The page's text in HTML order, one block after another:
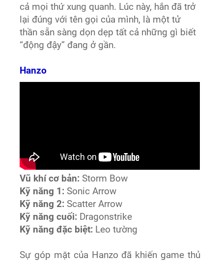
cả mọi thứ xung quanh. Lúc này, hắn đã trở
lại đúng với tên gọi của mình, là một tử
thần sẵn sàng dọn dẹp tất cả những gì biết
“động đậy” đang ở gần.
Hanzo
Vũ khí cơ bản:Storm Bow
Kỹ năng 1:Sonic Arrow
Kỹ năng 2: Scatter Arrow
Kỹ năng cuối: Dragonstrike
Kỹ năng đặc biệt: Leo tường
Sự góp mặt của Hanzo đã khiến game thủ